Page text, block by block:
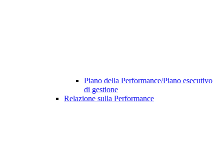
Piano della Performance/Piano esecutivo
di gestione
Relazione sulla Performance